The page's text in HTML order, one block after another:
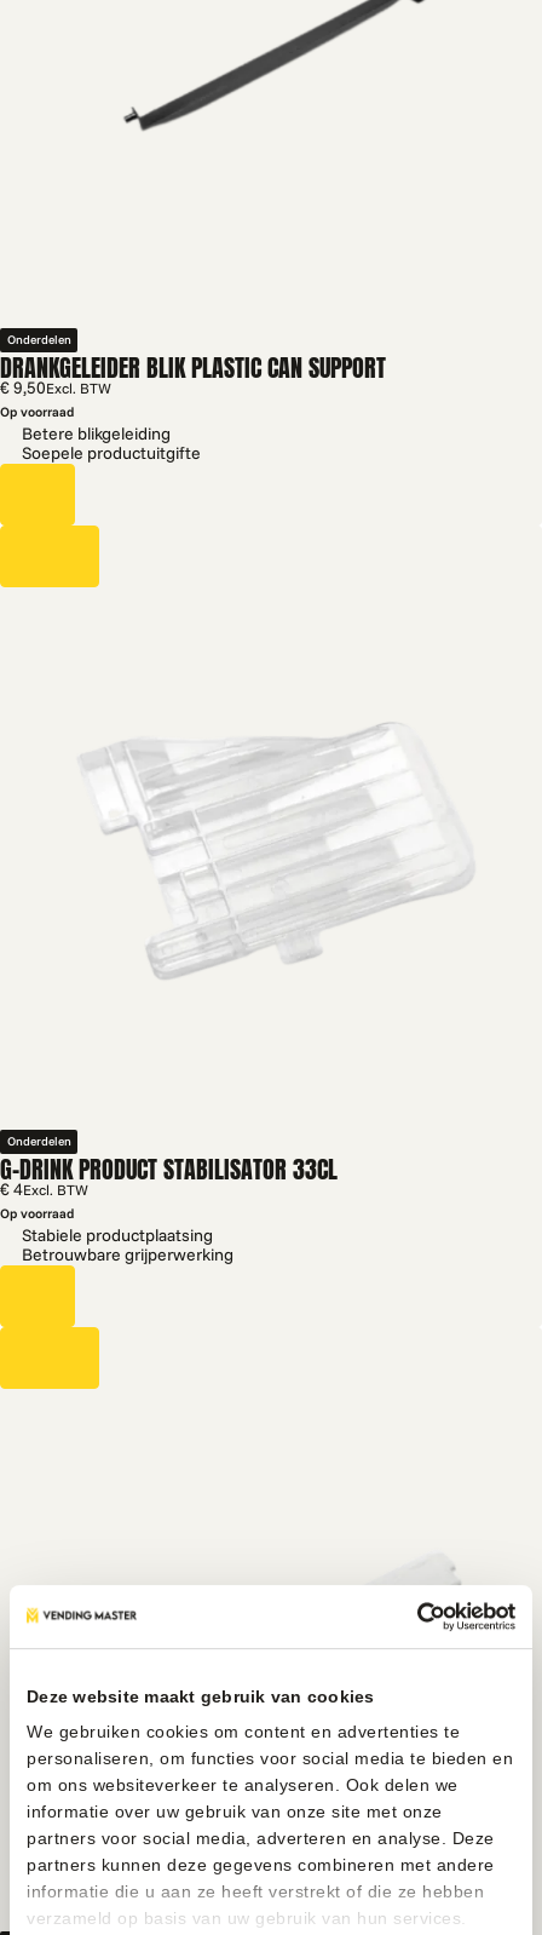
Deze website maakt gebruik van cookies
We gebruiken cookies om content en advertenties te
personaliseren, om functies voor social media te bieden en
om ons websiteverkeer te analyseren. Ook delen we
informatie over uw gebruik van onze site met onze
partners voor social media, adverteren en analyse. Deze
partners kunnen deze gegevens combineren met andere
informatie die u aan ze heeft verstrekt of die ze hebben
verzameld op basis van uw gebruik van hun services.
Onderdelen
DRANKGELEIDER BLIK PLASTIC CAN SUPPORT
€ 9,50Excl. BTW
Op voorraad
Betere blikgeleiding
Soepele productuitgifte
Onderdelen
G-DRINK PRODUCT STABILISATOR 33CL
€ 4Excl. BTW
Op voorraad
Stabiele productplaatsing
Betrouwbare grijperwerking